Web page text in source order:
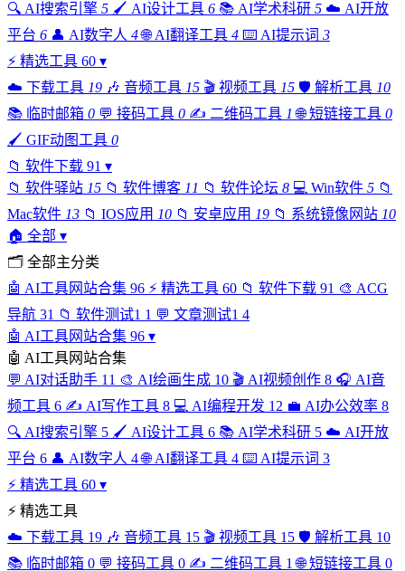
🔍 AI搜索引擎 5 🖌️ AI设计工具 6 📚 AI学术科研 5 ☁️ AI开放
平台 6 👤 AI数字人 4 🌐 AI翻译工具 4 ⌨️ AI提示词 3
⚡ 精选工具 60 ▾
☁️ 下载工具 19 🎶 音频工具 15 🎬 视频工具 15 🛡️ 解析工具 10
📚 临时邮箱 0 💬 接码工具 0 ✍️ 二维码工具 1 🌐 短链接工具 0
🖌️ GIF动图工具 0
📁 软件下载 91 ▾
📁 软件驿站 15 📁 软件博客 11 📁 软件论坛 8 💻 Win软件 5 📁
Mac软件 13 📁 IOS应用 10 📁 安卓应用 19 📁 系统镜像网站 10
🏠 全部 ▾
🗂 全部主分类
🤖 AI工具网站合集 96 ⚡ 精选工具 60 📁 软件下载 91 🎨 ACG
导航 31 📁 软件测试1 1 💬 文章测试1 4
🤖 AI工具网站合集 96 ▾
🤖 AI工具网站合集
💬 AI对话助手 11 🎨 AI绘画生成 10 🎬 AI视频创作 8 🎧 AI音
频工具 6 ✍️ AI写作工具 8 💻 AI编程开发 12 💼 AI办公效率 8
🔍 AI搜索引擎 5 🖌️ AI设计工具 6 📚 AI学术科研 5 ☁️ AI开放
平台 6 👤 AI数字人 4 🌐 AI翻译工具 4 ⌨️ AI提示词 3
⚡ 精选工具 60 ▾
⚡ 精选工具
☁️ 下载工具 19 🎶 音频工具 15 🎬 视频工具 15 🛡️ 解析工具 10
📚 临时邮箱 0 💬 接码工具 0 ✍️ 二维码工具 1 🌐 短链接工具 0